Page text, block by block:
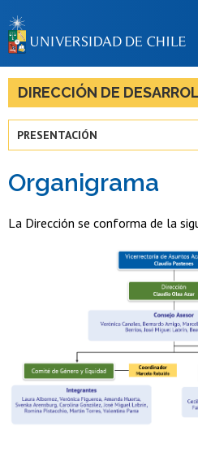
LA
DIRECCIÓN DE
PRESENTACIÓN
Organigrama
La Dirección se conforma de la